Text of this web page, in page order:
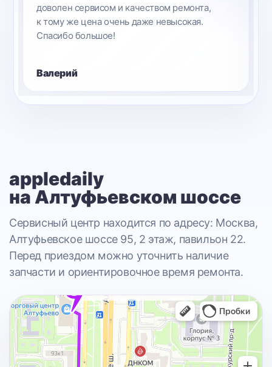
на все мои вопросы. Ставлю вам высший бал!
Гарантию и чек выдали. И да, с телефоном все
замечательно!
Антон
appledaily
на Алтуфьевском шоссе
Сервисный центр находится по адресу: Москва,
Алтуфьевское шоссе 95, 2 этаж, павильон 22.
Перед приездом можно уточнить наличие
запчасти и ориентировочное время ремонта.